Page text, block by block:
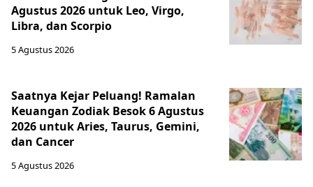
Agustus 2026 untuk Leo, Virgo,
Libra, dan Scorpio
5 Agustus 2026
Saatnya Kejar Peluang! Ramalan
Keuangan Zodiak Besok 6 Agustus
2026 untuk Aries, Taurus, Gemini,
dan Cancer
5 Agustus 2026